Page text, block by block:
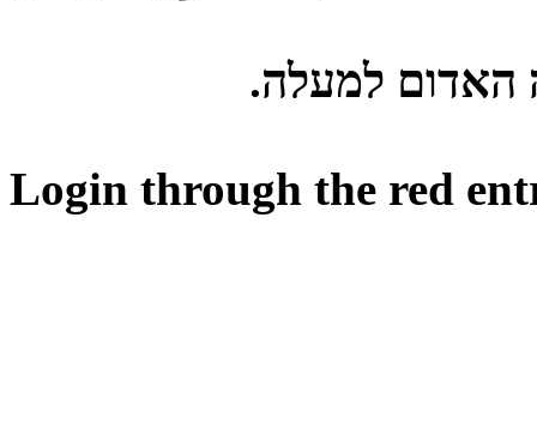
האדום למעלה.
Login through the red